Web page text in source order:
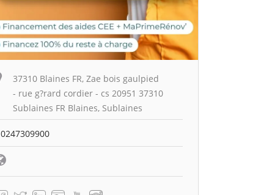
37310 Blaines FR, Zae bois gaulpied
- rue g?rard cordier - cs 20951 37310
Sublaines FR Blaines, Sublaines
0247309900